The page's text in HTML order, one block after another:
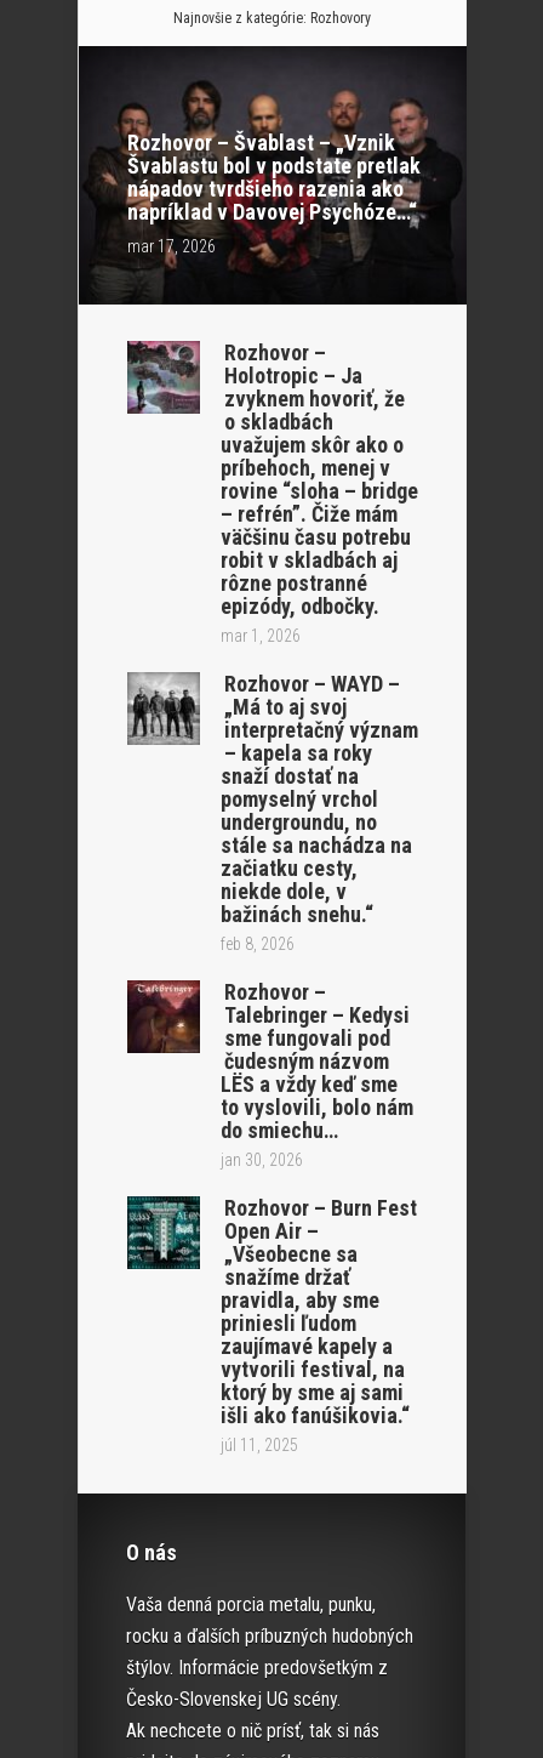
Najnovšie z kategórie: Rozhovory
Rozhovor – Švablast – „Vznik
Švablastu bol v podstate pretlak
nápadov tvrdšieho razenia ako
napríklad v Davovej Psychóze…“
mar 17, 2026
Rozhovor –
Holotropic – Ja
zvyknem hovoriť, že
o skladbách
uvažujem skôr ako o
príbehoch, menej v
rovine “sloha – bridge
– refrén”. Čiže mám
väčšinu času potrebu
robit v skladbách aj
rôzne postranné
epizódy, odbočky.
mar 1, 2026
Rozhovor – WAYD –
„Má to aj svoj
interpretačný význam
– kapela sa roky
snaží dostať na
pomyselný vrchol
undergroundu, no
stále sa nachádza na
začiatku cesty,
niekde dole, v
bažinách snehu.“
feb 8, 2026
Rozhovor –
Talebringer – Kedysi
sme fungovali pod
čudesným názvom
LËS a vždy keď sme
to vyslovili, bolo nám
do smiechu…
jan 30, 2026
Rozhovor – Burn Fest
Open Air –
„Všeobecne sa
snažíme držať
pravidla, aby sme
priniesli ľudom
zaujímavé kapely a
vytvorili festival, na
ktorý by sme aj sami
išli ako fanúšikovia.“
júl 11, 2025
O nás
Vaša denná porcia metalu, punku,
rocku a ďalších príbuzných hudobných
štýlov. Informácie predovšetkým z
Česko-Slovenskej UG scény.
Ak nechcete o nič prísť, tak si nás